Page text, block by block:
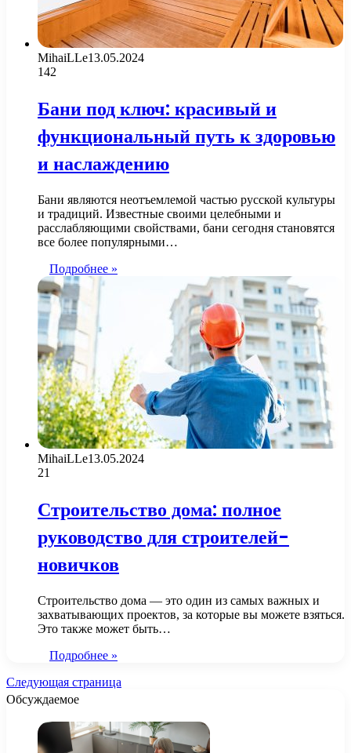
MihaiLLe13.05.2024
142
Бани под ключ: красивый и
функциональный путь к здоровью
и наслаждению
Бани являются неотъемлемой частью русской культуры
и традиций. Известные своими целебными и
расслабляющими свойствами, бани сегодня становятся
все более популярными…
Подробнее »
MihaiLLe13.05.2024
21
Строительство дома: полное
руководство для строителей-
новичков
Строительство дома — это один из самых важных и
захватывающих проектов, за которые вы можете взяться.
Это также может быть…
Подробнее »
Следующая страница
Обсуждаемое